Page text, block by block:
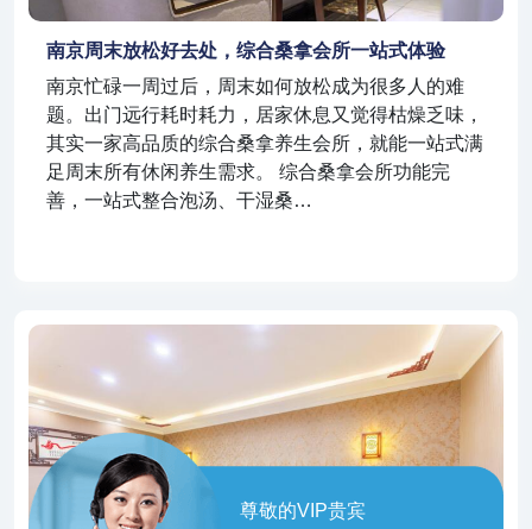
尊敬的VIP贵宾
南京周末放松好去处，综合桑拿会所一站式体验
南京忙碌一周过后，周末如何放松成为很多人的难
题。出门远行耗时耗力，居家休息又觉得枯燥乏味，
其实一家高品质的综合桑拿养生会所，就能一站式满
足周末所有休闲养生需求。 综合桑拿会所功能完
善，一站式整合泡汤、干湿桑…